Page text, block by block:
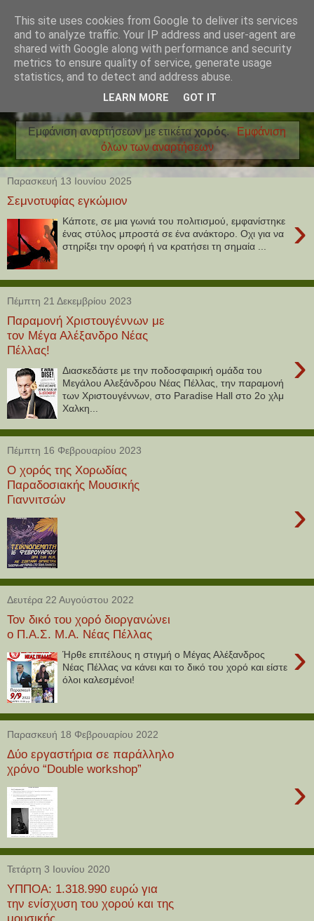
Εμφάνιση αναρτήσεων με ετικέταχορός. Εμφάνιση
όλων των αναρτήσεων
Παρασκευή 13 Ιουνίου 2025
Σεμνοτυφίας εγκώμιον
›
Κάποτε, σε μια γωνιά του πολιτισμού, εμφανίστηκε
ένας στύλος μπροστά σε ένα ανάκτορο. Οχι για να
στηρίξει την οροφή ή να κρατήσει τη σημαία ...
Πέμπτη 21 Δεκεμβρίου 2023
Παραμονή Χριστουγέννων με
τον Μέγα Αλέξανδρο Νέας
Πέλλας!
›
Διασκεδάστε με την ποδοσφαιρική ομάδα του
Μεγάλου Αλεξάνδρου Νέας Πέλλας, την παραμονή
των Χριστουγέννων, στο Paradise Hall στο 2ο χλμ
Χαλκη...
Πέμπτη 16 Φεβρουαρίου 2023
Ο χορός της Χορωδίας
Παραδοσιακής Μουσικής
Γιαννιτσών
›
Δευτέρα 22 Αυγούστου 2022
Τον δικό του χορό διοργανώνει
ο Π.Α.Σ. Μ.Α. Νέας Πέλλας
›
Ήρθε επιτέλους η στιγμή ο Μέγας Αλέξανδρος
Νέας Πέλλας να κάνει και το δικό του χορό και είστε
όλοι καλεσμένοι!
Παρασκευή 18 Φεβρουαρίου 2022
Δύο εργαστήρια σε παράλληλο
χρόνο “Double workshop”
›
Τετάρτη 3 Ιουνίου 2020
ΥΠΠΟΑ: 1.318.990 ευρώ για
την ενίσχυση του χορού και της
This site uses cookies from Google to deliver its services
and to analyze traffic. Your IP address and user-agent are
shared with Google along with performance and security
metrics to ensure quality of service, generate usage
statistics, and to detect and address abuse.
LEARN MORE GOT IT